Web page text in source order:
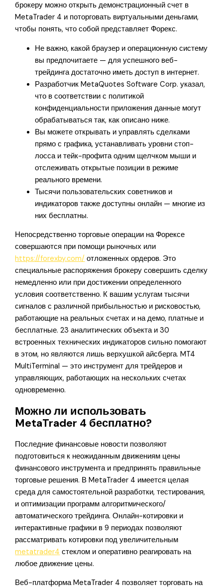
брокеру можно открыть демонстрационный счет в
MetaTrader 4 и поторговать виртуальными деньгами,
чтобы понять, что собой представляет Форекс.
Не важно, какой браузер и операционную систему
вы предпочитаете — для успешного веб-
трейдинга достаточно иметь доступ в интернет.
Разработчик MetaQuotes Software Corp. указал,
что в соответствии с политикой
конфиденциальности приложения данные могут
обрабатываться так, как описано ниже.
Вы можете открывать и управлять сделками
прямо с графика, устанавливать уровни стоп-
лосса и тейк-профита одним щелчком мыши и
отслеживать открытые позиции в режиме
реального времени.
Тысячи пользовательских советников и
индикаторов также доступны онлайн — многие из
них бесплатны.
Непосредственно торговые операции на Форексе
совершаются при помощи рыночных или
https://forexby.com/ отложенных ордеров. Это
специальные распоряжения брокеру совершить сделку
немедленно или при достижении определенного
условия соответственно. К вашим услугам тысячи
сигналов с различной прибыльностью и рисковостью,
работающие на реальных счетах и на демо, платные и
бесплатные. 23 аналитических объекта и 30
встроенных технических индикаторов сильно помогают
в этом, но являются лишь верхушкой айсберга. MT4
MultiTerminal — это инструмент для трейдеров и
управляющих, работающих на нескольких счетах
одновременно.
Можно ли использовать
MetaTrader 4 бесплатно?
Последние финансовые новости позволяют
подготовиться к неожиданным движениям цены
финансового инструмента и предпринять правильные
торговые решения. В MetaTrader 4 имеется целая
среда для самостоятельной разработки, тестирования,
и оптимизации программ алгоритмического/
автоматического трейдинга. Онлайн-котировки и
интерактивные графики в 9 периодах позволяют
рассматривать котировки под увеличительным
metatrader4 стеклом и оперативно реагировать на
любое движение цены.
Веб-платформа MetaTrader 4 позволяет торговать на